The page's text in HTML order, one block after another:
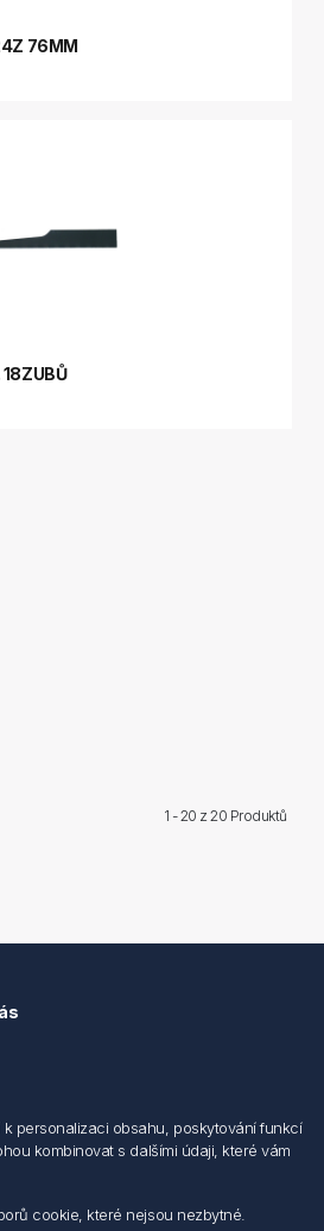
76MM
1 - 20 z20 Produktů
personalizaci obsahu, poskytování funkcí
kombinovat s dalšími údaji, které vám
cookie, které nejsou nezbytné.